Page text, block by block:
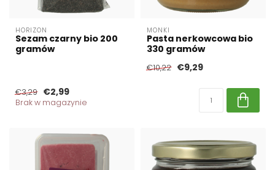
HORIZON
Sezam czarny bio 200
gramów
€3,29 €2,99
Brak w magazynie
MONKI
Pasta nerkowcowa bio
330 gramów
€10,22 €9,29